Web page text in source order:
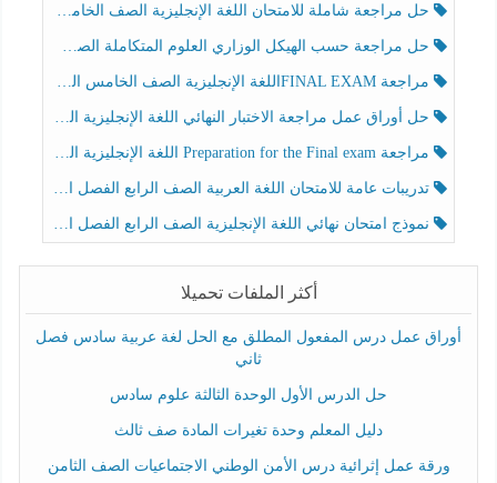
حل مراجعة شاملة للامتحان اللغة الإنجليزية الصف الخامس الفصل الثالث
حل مراجعة حسب الهيكل الوزاري العلوم المتكاملة الصف الخامس عام الفصل الثالث
مراجعة FINAL EXAMاللغة الإنجليزية الصف الخامس الفصل الثالث
حل أوراق عمل مراجعة الاختبار النهائي اللغة الإنجليزية الصف الرابع الفصل الثالث
مراجعة Preparation for the Final exam اللغة الإنجليزية الصف الرابع الفصل الثالث
تدريبات عامة للامتحان اللغة العربية الصف الرابع الفصل الثالث
نموذج امتحان نهائي اللغة الإنجليزية الصف الرابع الفصل الثالث
أكثر الملفات تحميلا
أوراق عمل درس المفعول المطلق مع الحل لغة عربية سادس فصل
ثاني
حل الدرس الأول الوحدة الثالثة علوم سادس
دليل المعلم وحدة تغيرات المادة صف ثالث
ورقة عمل إثرائية درس الأمن الوطني الاجتماعيات الصف الثامن